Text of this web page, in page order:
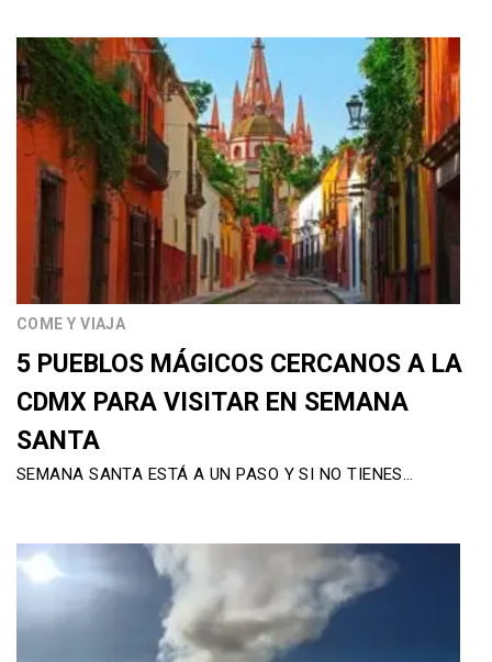
COME Y VIAJA
5 PUEBLOS MÁGICOS CERCANOS A LA
CDMX PARA VISITAR EN SEMANA
SANTA
SEMANA SANTA ESTÁ A UN PASO Y SI NO TIENES…